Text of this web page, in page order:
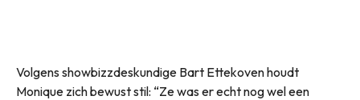
Volgens showbizzdeskundige Bart Ettekoven houdt
Monique zich bewust stil: “Ze was er echt nog wel een